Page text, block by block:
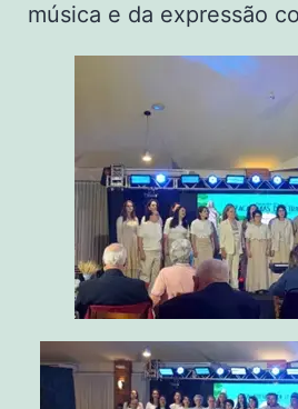
música e da expressão